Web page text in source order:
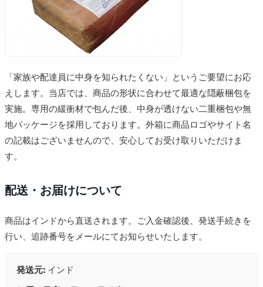
「家族や配達員に中身を知られたくない」というご要望にお応
えします。当店では、商品の形状に合わせて最適な隠蔽梱包を
実施。専用の緩衝材で包んだ後、中身が透けない二重梱包や無
地パッケージを採用しております。外箱に商品ロゴやサイト名
の記載はございませんので、安心してお受け取りいただけま
す。
配送・お届けについて
商品はインドから直送されます。ご入金確認後、発送手続きを
行い、追跡番号をメールにてお知らせいたします。
発送元: インド